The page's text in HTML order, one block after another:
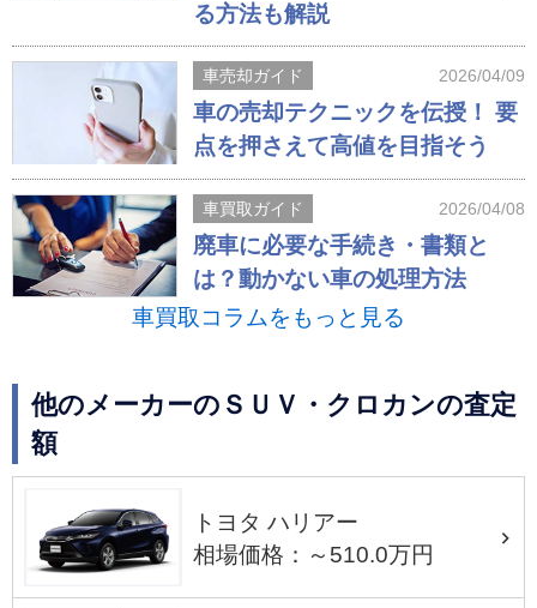
る方法も解説
車売却ガイド 2026/04/09
車の売却テクニックを伝授！ 要
点を押さえて高値を目指そう
車買取ガイド 2026/04/08
廃車に必要な手続き・書類と
は？動かない車の処理方法
車買取コラムをもっと見る
他のメーカーのＳＵＶ・クロカンの査定
額
トヨタ ハリアー
相場価格：～510.0万円